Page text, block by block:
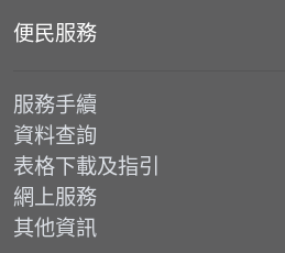
便民服務
服務手續
資料查詢
表格下載及指引
網上服務
其他資訊